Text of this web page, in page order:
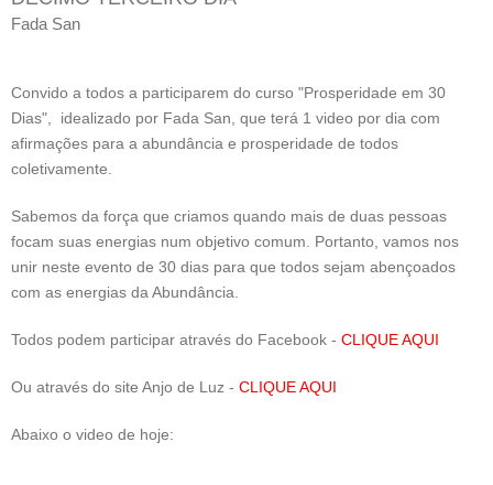
Fada San
Convido a todos a participarem do curso "Prosperidade em 30
Dias", idealizado por Fada San, que terá 1 video por dia com
afirmações para a abundância e prosperidade de todos
coletivamente.
Sabemos da força que criamos quando mais de duas pessoas
focam suas energias num objetivo comum. Portanto, vamos nos
unir neste evento de 30 dias para que todos sejam abençoados
com as energias da Abundância.
Todos podem participar através do Facebook - CLIQUE AQUI
Ou através do site Anjo de Luz - CLIQUE AQUI
Abaixo o video de hoje: